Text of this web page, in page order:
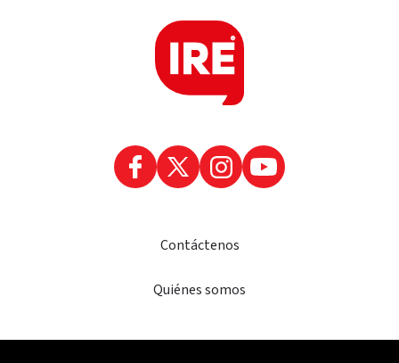
Contáctenos
Quiénes somos